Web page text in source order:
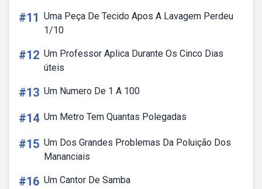
#11 Uma Peça De Tecido Apos A Lavagem Perdeu
1/10
#12 Um Professor Aplica Durante Os Cinco Dias
úteis
#13 Um Numero De 1 A 100
#14 Um Metro Tem Quantas Polegadas
#15 Um Dos Grandes Problemas Da Poluição Dos
Mananciais
#16 Um Cantor De Samba